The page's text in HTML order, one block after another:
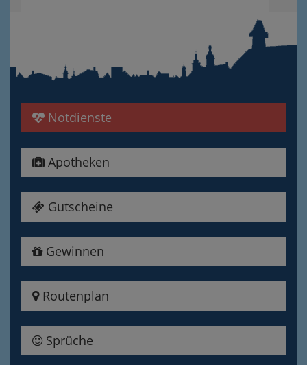
Notdienste
Apotheken
Gutscheine
Gewinnen
Routenplan
Sprüche